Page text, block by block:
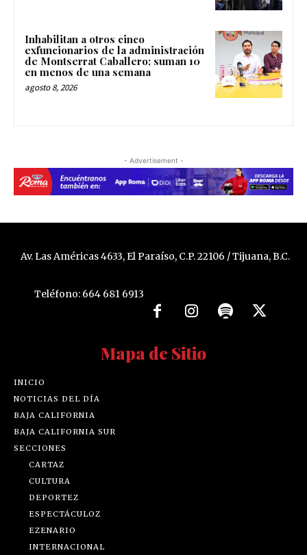
Inhabilitan a otros cinco
exfuncionarios de la administración
de Montserrat Caballero; suman 10
en menos de una semana
agosto 8, 2026
- Advertisement -
Av. Las Américas 4633, El Paraíso, C.P. 22106 / Tijuana, B.C.
Teléfono: 664 681 6913
Mapa de Sitio
INICIO
NOTICIAS DEL DÍA
BAJA CALIFORNIA
BAJA CALIFORNIA SUR
SECCIONES
CARTAZ
CULTURA
DEPORTEZ
ESPECTÁCULOZ
EZENARIO
INTERNACIONAL